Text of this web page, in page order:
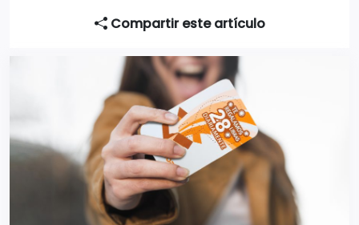
Compartir este artículo